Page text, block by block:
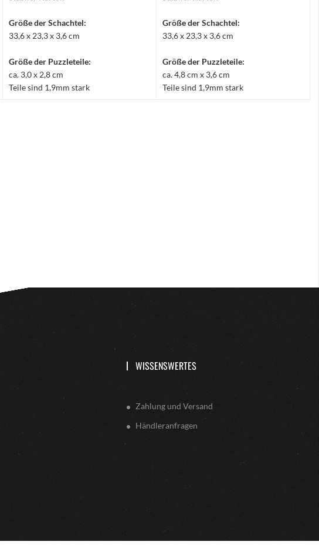
Größe der Schachtel:
33,6 x 23,3 x 3,6 cm
Größe der Puzzleteile:
ca. 3,0 x 2,8 cm
Teile sind 1,9mm stark
Größe der Schachtel:
33,6 x 23,3 x 3,6 cm
Größe der Puzzleteile:
ca. 4,8 cm x 3,6 cm
Teile sind 1,9mm stark
WISSENSWERTES
Zahlung und Versand
Händleranfragen